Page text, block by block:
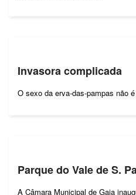
Invasora complicada
O sexo da erva-das-pampas não
Parque do Vale de S.
A Câmara Municipal de Gaia